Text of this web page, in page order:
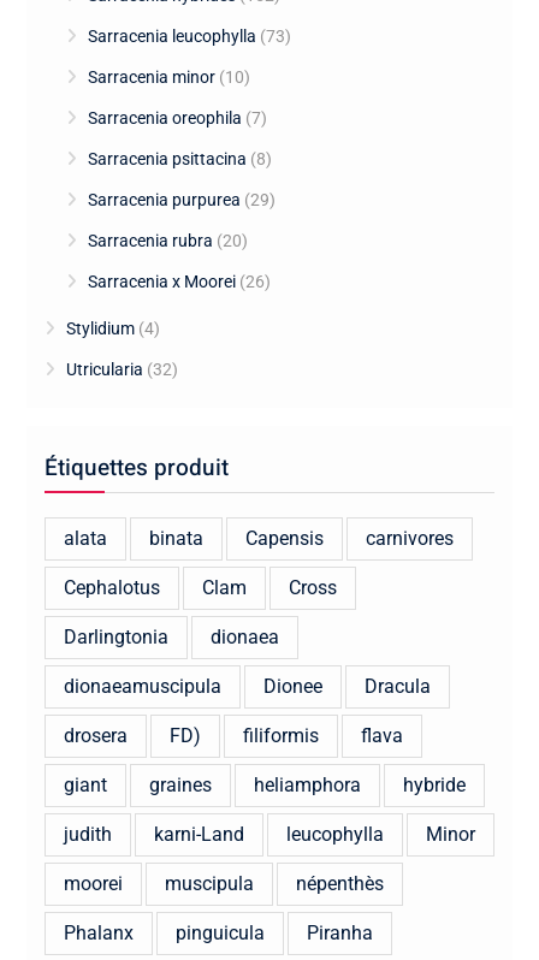
Sarracenia leucophylla (73)
Sarracenia minor (10)
Sarracenia oreophila (7)
Sarracenia psittacina (8)
Sarracenia purpurea (29)
Sarracenia rubra (20)
Sarracenia x Moorei (26)
Stylidium (4)
Utricularia (32)
Étiquettes produit
alata binata Capensis carnivores
Cephalotus Clam Cross
Darlingtonia dionaea
dionaeamuscipula Dionee Dracula
drosera FD) filiformis flava
giant graines heliamphora hybride
judith karni-Land leucophylla Minor
moorei muscipula népenthès
Phalanx pinguicula Piranha